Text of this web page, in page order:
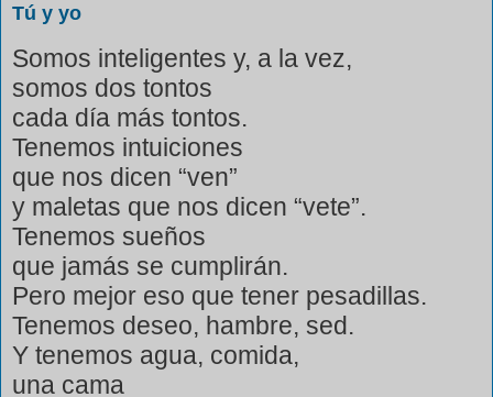
Tú y yo
Somos inteligentes y, a la vez,
somos dos tontos
cada día más tontos.
Tenemos intuiciones
que nos dicen “ven”
y maletas que nos dicen “vete”.
Tenemos sueños
que jamás se cumplirán.
Pero mejor eso que tener pesadillas.
Tenemos deseo, hambre, sed.
Y tenemos agua, comida,
una cama